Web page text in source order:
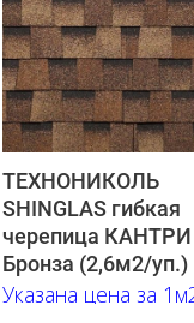
ТЕХНОНИКОЛЬ
SHINGLAS гибкая
черепица КАНТРИ
Бронза (2,6м2/уп.)
Указана цена за